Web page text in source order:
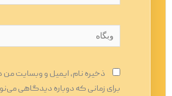
وبگاه
ذخیره نام، ایمیل و وبسایت من
برای زمانی که دوباره دیدگاهی